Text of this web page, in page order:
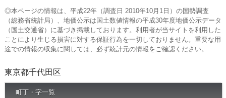
◎本ページの情報は、平成22年（調査日 2010年10月1日）の国勢調査
（総務省統計局）、地価公示は国土数値情報の平成30年度地価公示データ
（国土交通省）に基づき掲載しております。利用者が当サイトを利用した
ことにより生じる損害に対する保証行為を一切しておりません。重要な用
途での情報の収集に関しては、必ず統計元の情報をご確認ください。
東京都千代田区
町丁・字一覧